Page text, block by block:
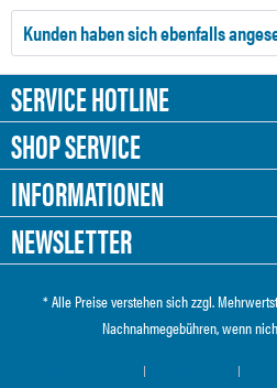
Kunden haben sich ebenfalls
SERVICE HOTLINE
SHOP SERVICE
INFORMATIONEN
NEWSLETTER
* Alle Preise verstehen sich zzgl.
Nachnahmegebühren, wenn